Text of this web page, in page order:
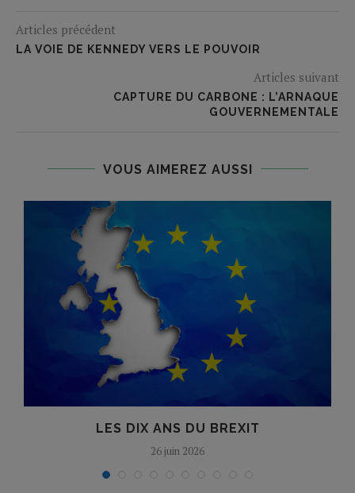
Articles précédent
LA VOIE DE KENNEDY VERS LE POUVOIR
Articles suivant
CAPTURE DU CARBONE : L’ARNAQUE
GOUVERNEMENTALE
VOUS AIMEREZ AUSSI
LES DIX ANS DU BREXIT
26 juin 2026